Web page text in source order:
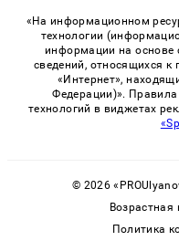
«На информационном
технологии
информации на основе
сведений, относящихся к
«Интернет»,
Федерации)».
технологий в виджетах
© 2026
Возрастная
Политика